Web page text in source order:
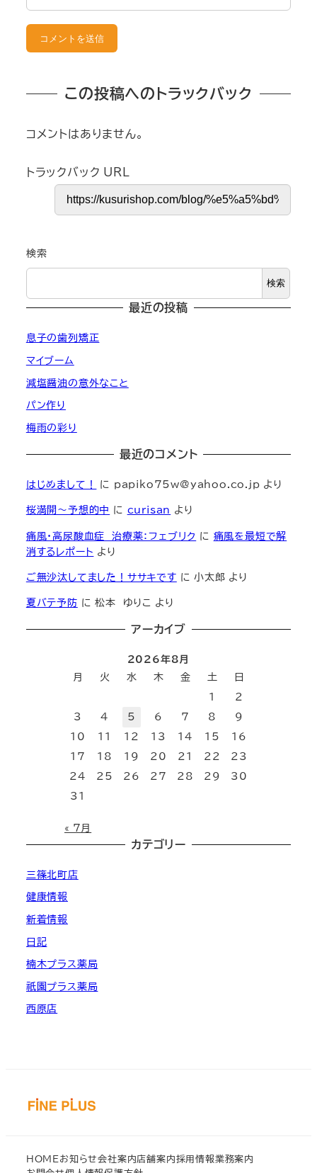
この投稿へのトラックバック
コメントはありません。
トラックバック URL
検索
検索
最近の投稿
息子の歯列矯正
マイブーム
減塩醤油の意外なこと
パン作り
梅雨の彩り
最近のコメント
はじめまして！ に papiko75w@yahoo.co.jp より
桜満開～予想的中 に curisan より
痛風・高尿酸血症 治療薬：フェブリク に 痛風を最短で解
消するレポート より
ご無沙汰してました！ササキです に小太郎 より
夏バテ予防 に松本 ゆりこ より
アーカイブ
2026年8月
月
火 水 木 金 土
日
1
2
3
4 5 6 7 8
9
10
11 12 13 14 15
16
17
18 19 20 21 22
23
24
25 26 27 28 29
30
31
« 7月
カテゴリー
三篠北町店
健康情報
新着情報
日記
楠木プラス薬局
祇園プラス薬局
西原店
HOMEお知らせ会社案内店舗案内採用情報業務案内